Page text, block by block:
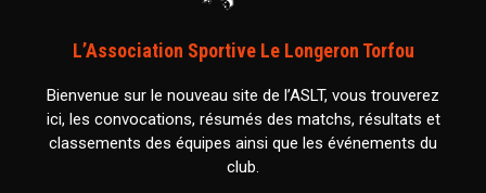
L’Association Sportive Le Longeron Torfou
Bienvenue sur le nouveau site de l’ASLT, vous trouverez
ici, les convocations, résumés des matchs, résultats et
classements des équipes ainsi que les événements du
club.